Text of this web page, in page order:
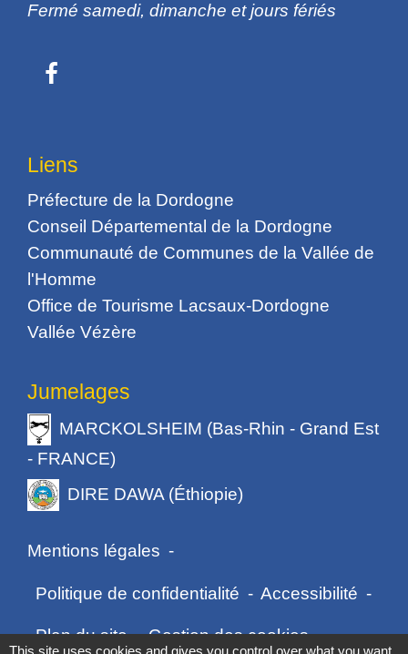
Fermé samedi, dimanche et jours fériés
Liens
Préfecture de la Dordogne
Conseil Départemental de la Dordogne
Communauté de Communes de la Vallée de
l'Homme
Office de Tourisme Lacsaux-Dordogne
Vallée Vézère
Jumelages
MARCKOLSHEIM (Bas-Rhin - Grand Est
- FRANCE)
DIRE DAWA (Éthiopie)
Mentions légales -
Politique de confidentialité - Accessibilité -
Plan du site - Gestion des cookies
This site uses cookies and gives you control over what you want